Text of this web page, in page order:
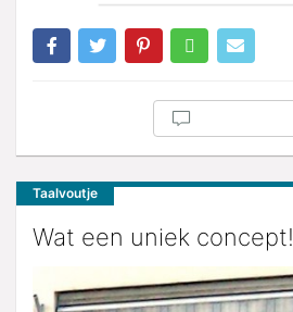
Taalvoutje
Wat een uniek concept!